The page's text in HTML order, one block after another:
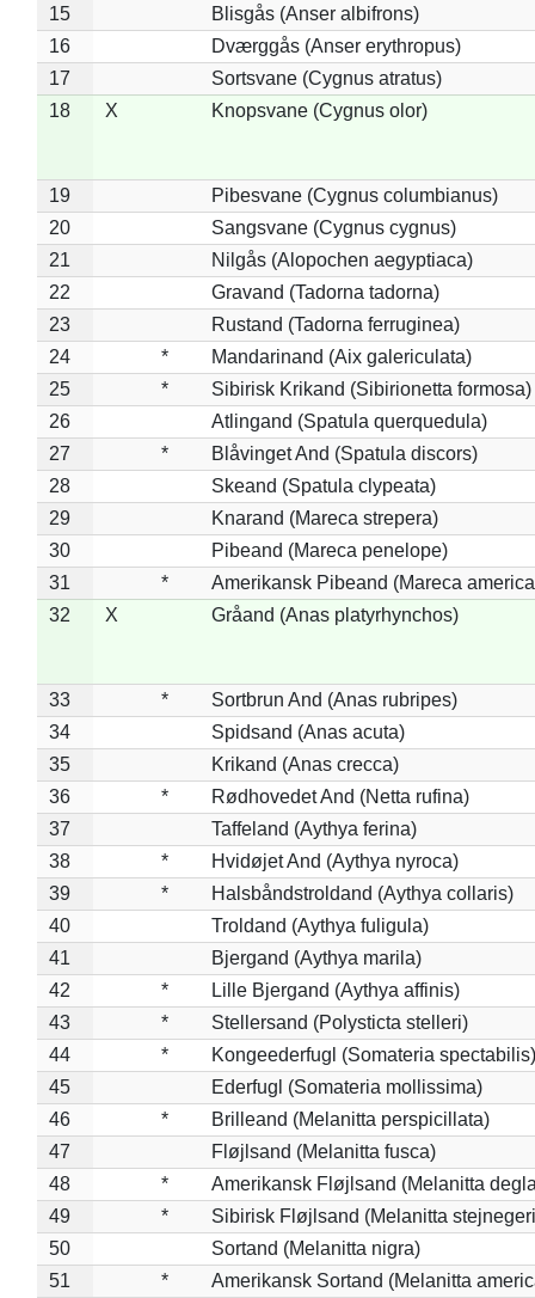
15
Blisgås (Anser albifrons)
16
Dværggås (Anser erythropus)
17
Sortsvane (Cygnus atratus)
18
X Knopsvane (Cygnus olor)
19
Pibesvane (Cygnus columbianus)
20
Sangsvane (Cygnus cygnus)
21
Nilgås (Alopochen aegyptiaca)
22
Gravand (Tadorna tadorna)
23
Rustand (Tadorna ferruginea)
24
*
Mandarinand (Aix galericulata)
25
*
Sibirisk Krikand (Sibirionetta formosa)
26
Atlingand (Spatula querquedula)
27
*
Blåvinget And (Spatula discors)
28
Skeand (Spatula clypeata)
29
Knarand (Mareca strepera)
30
Pibeand (Mareca penelope)
31
*
Amerikansk Pibeand (Mareca
32
X Gråand (Anas platyrhynchos)
33 *
Sortbrun And (Anas rubripes)
34
Spidsand (Anas acuta)
35
Krikand (Anas crecca)
36
*
Rødhovedet And (Netta rufina)
37
Taffeland (Aythya ferina)
38
*
Hvidøjet And (Aythya nyroca)
39
*
Halsbåndstroldand (Aythya collaris)
40
Troldand (Aythya fuligula)
41
Bjergand (Aythya marila)
42
*
Lille Bjergand (Aythya affinis)
43
*
Stellersand (Polysticta stelleri)
44
*
Kongeederfugl (Somateria spectabilis)
45
Ederfugl (Somateria mollissima)
46
*
Brilleand (Melanitta perspicillata)
47
Fløjlsand (Melanitta fusca)
48
*
Amerikansk Fløjlsand (Melanitta
49
*
Sibirisk Fløjlsand (Melanitta
50
Sortand (Melanitta nigra)
51
*
Amerikansk Sortand (Melanitta